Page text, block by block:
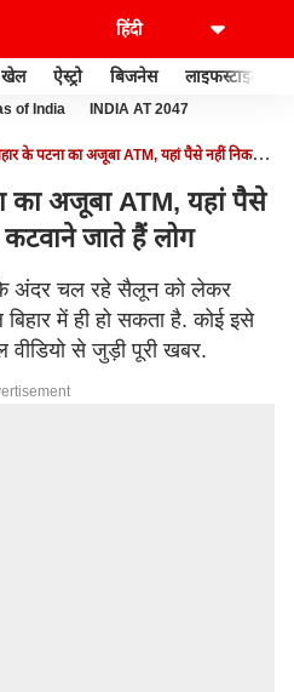
खेल ऐस्ट्रो बिजनेस लाइफस्टाइल
of India INDIA AT 2047
के पटना का अजूबा ATM, यहां पैसे नहीं निकलते,
का अजूबा ATM, यहां पैसे
कटवाने जाते हैं लोग
अंदर चल रहे सैलून को लेकर
में ही हो सकता है. कोई इसे
वीडियो से जुड़ी पूरी खबर.